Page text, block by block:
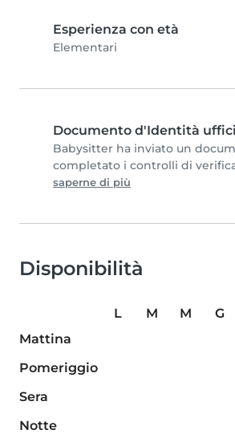
Esperienza con età
Elementari
Documento d'Identità
Babysitter ha inviato un
completato i controlli di
saperne di più
Disponibilità
L M M G
Mattina
Pomeriggio
Sera
Notte